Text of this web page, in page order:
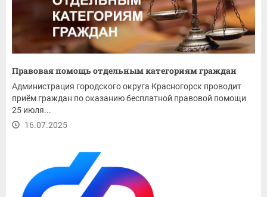
Правовая помощь отдельным категориям граждан
Администрация городского округа Красногорск проводит
приём граждан по оказанию бесплатной правовой помощи
25 июля...
16.07.2025